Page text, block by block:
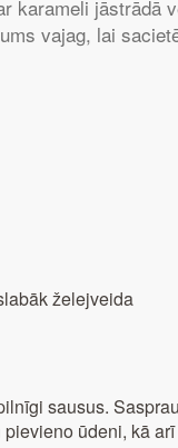
karameli jāstrādā
vajag, lai
želejveida
sausus.
ūdeni, kā